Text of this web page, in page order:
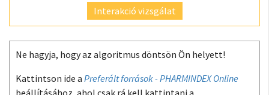
Interakció vizsgálat
Ne hagyja, hogy az algoritmus döntsön Ön helyett!
Kattintson ide a Preferált források - PHARMINDEX Online
beállításához, ahol csak rá kell kattintani a